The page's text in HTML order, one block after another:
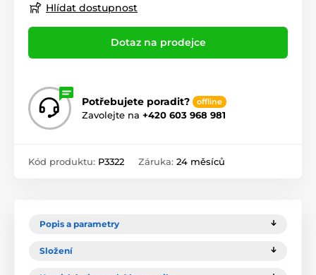
Hlídat dostupnost
Dotaz na prodejce
Potřebujete poradit? offline
Zavolejte na +420 603 968 981
Kód produktu: P3322 Záruka: 24 měsíců
Popis a parametry
Složení